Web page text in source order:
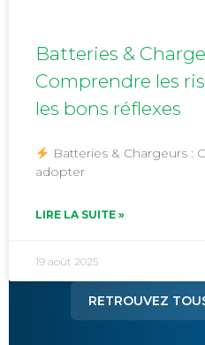
Batteries &
Comprendre les
les bons réflexes
Batteries & Chargeurs :
adopter
LIRE LA SUITE »
19 août 2025
RETROUVEZ